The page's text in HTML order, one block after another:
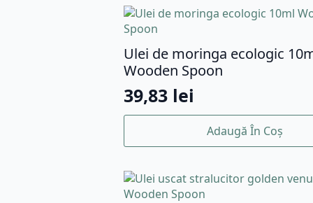
Ulei de moringa ecologic
Wooden Spoon
39,83 lei
Adaugă În Coș